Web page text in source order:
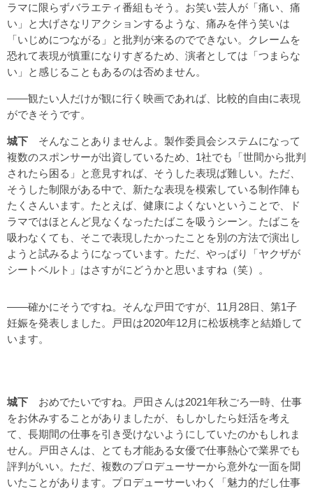
ラマに限らずバラエティ番組もそう。お笑い芸人が「痛い、痛
い」と大げさなリアクションするような、痛みを伴う笑いは
「いじめにつながる」と批判が来るのでできない。クレームを
恐れて表現が慎重になりすぎるため、演者としては「つまらな
い」と感じることもあるのは否めません。
――観たい人だけが観に行く映画であれば、比較的自由に表現
ができそうです。
城下 そんなことありませんよ。製作委員会システムになって
複数のスポンサーが出資しているため、1社でも「世間から批判
されたら困る」と意見すれば、そうした表現ば難しい。ただ、
そうした制限がある中で、新たな表現を模索している制作陣も
たくさんいます。たとえば、健康によくないということで、ド
ラマではほとんど見なくなったたばこを吸うシーン。たばこを
吸わなくても、そこで表現したかったことを別の方法で演出し
ようと試みるようになっています。ただ、やっぱり「ヤクザが
シートベルト」はさすがにどうかと思いますね（笑）。
――確かにそうですね。そんな戸田ですが、11月28日、第1子
妊娠を発表しました。戸田は2020年12月に松坂桃李と結婚して
います。
城下 おめでたいですね。戸田さんは2021年秋ごろ一時、仕事
をお休みすることがありましたが、もしかしたら妊活を考え
て、長期間の仕事を引き受けないようにしていたのかもしれま
せん。戸田さんは、とても才能ある女優で仕事熱心で業界でも
評判がいい。ただ、複数のプロデューサーから意外な一面を聞
いたことがあります。プロデューサーいわく「魅力的だし仕事